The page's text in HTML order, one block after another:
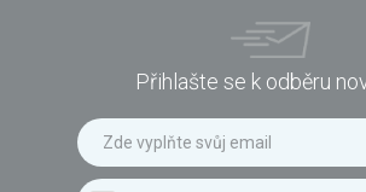
Přihlašte se k odběru